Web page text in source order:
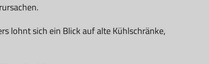
lohnt sich ein Blick auf alte Kühlschränke,